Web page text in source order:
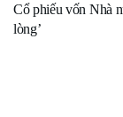
Cổ phiếu vốn Nhà
lòng’